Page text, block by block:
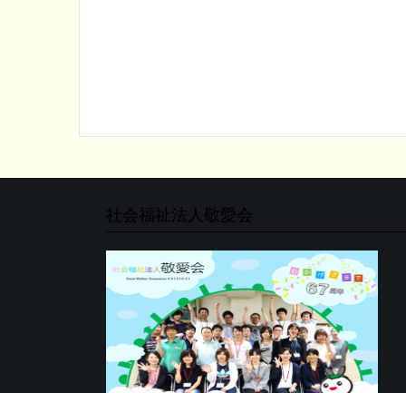
社会福祉法人敬愛会